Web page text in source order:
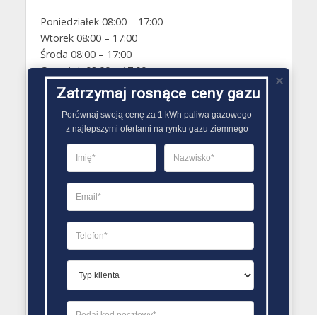
Poniedziałek 08:00 – 17:00
Wtorek 08:00 – 17:00
Środa 08:00 – 17:00
Czwartek 08:00 – 17:00
Piątek 08:00 – 17:00
Sobota Zamknięte
Niedziela Zamknięte
PORÓWNYWARKA OFERT GAZU
Zatrzymaj rosnące ceny gazu
Porównaj swoją cenę za 1 kWh paliwa gazowego
z najlepszymi ofertami na rynku gazu ziemnego